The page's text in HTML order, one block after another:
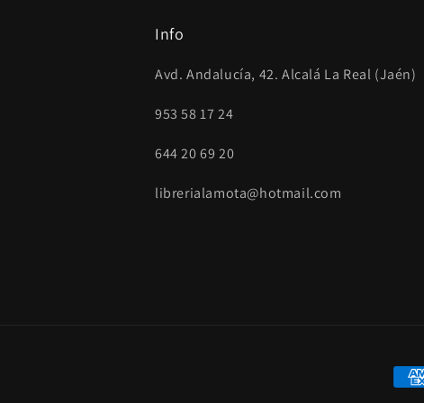
Info
Avd. Andalucía, 42. Alcalá La Real (Jaén)
953 58 17 24
644 20 69 20
librerialamota@hotmail.com